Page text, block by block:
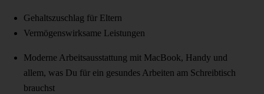
Gehaltszuschlag für Eltern
Vermögenswirksame Leistungen
Moderne Arbeitsausstattung mit MacBook, Handy und
allem, was Du für ein gesundes Arbeiten am Schreibtisch
brauchst